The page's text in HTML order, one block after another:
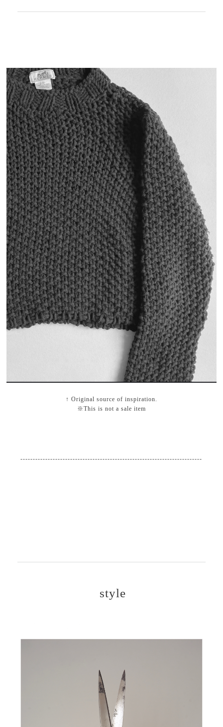
↑ Original source of inspiration.
※This is not a sale item
-------------------------------------------------------------------------
style